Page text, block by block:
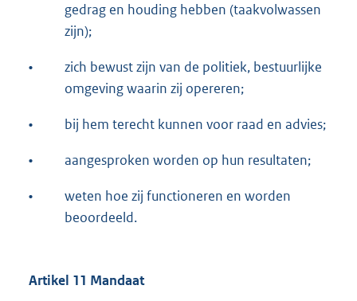
gedrag en houding hebben (taakvolwassen
zijn);
•
zich bewust zijn van de politiek, bestuurlijke
omgeving waarin zij opereren;
• bij hem terecht kunnen voor raad en advies;
• aangesproken worden op hun resultaten;
•
weten hoe zij functioneren en worden
beoordeeld.
Artikel 11 Mandaat